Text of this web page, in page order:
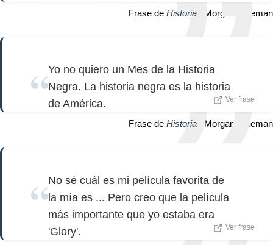
Frase de Historia | Morgan Freeman
Yo no quiero un Mes de la Historia
Negra. La historia negra es la historia
de América.
Ver frase
Frase de Historia | Morgan Freeman
No sé cuál es mi película favorita de
la mía es ... Pero creo que la película
más importante que yo estaba era
'Glory'.
Ver frase